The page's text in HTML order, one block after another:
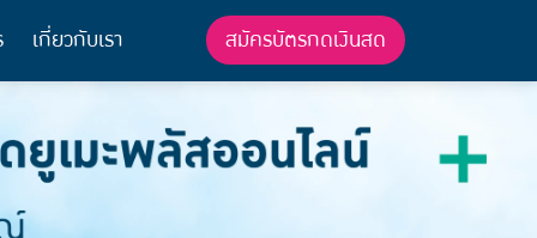
เกี่ยวกับเรา สมัครบัตรกดเงินสด